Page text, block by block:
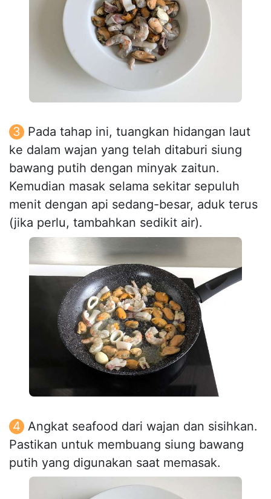
Pada tahap ini, tuangkan hidangan laut
ke dalam wajan yang telah ditaburi siung
bawang putih dengan minyak zaitun.
Kemudian masak selama sekitar sepuluh
menit dengan api sedang-besar, aduk terus
(jika perlu, tambahkan sedikit air).
Angkat seafood dari wajan dan sisihkan.
Pastikan untuk membuang siung bawang
putih yang digunakan saat memasak.